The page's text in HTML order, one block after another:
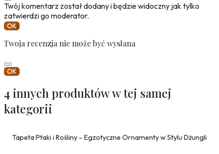
Twój komentarz został dodany i będzie widoczny jak tylko
zatwierdzi go moderator.
OK
Twoja recenzja nie może być wysłana
OK
4 innych produktów w tej samej
kategorii
Tapeta Ptaki i Rośliny – Egzotyczne Ornamenty w Stylu Dżungli